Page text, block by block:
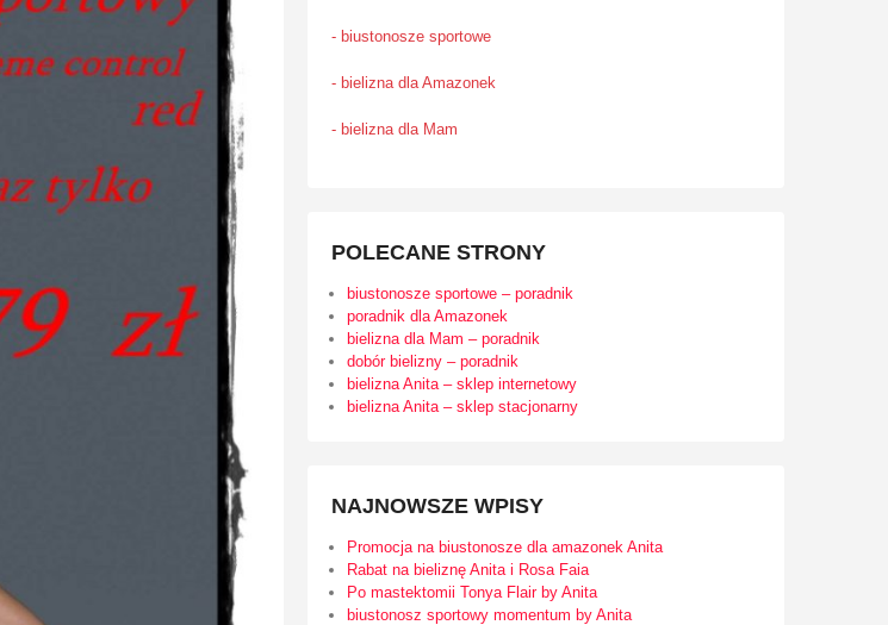
- biustonosze sportowe
- bielizna dla Amazonek
- bielizna dla Mam
POLECANE STRONY
biustonosze sportowe – poradnik
poradnik dla Amazonek
bielizna dla Mam – poradnik
dobór bielizny – poradnik
bielizna Anita – sklep internetowy
bielizna Anita – sklep stacjonarny
NAJNOWSZE WPISY
Promocja na biustonosze dla amazonek Anita
Rabat na bieliznę Anita i Rosa Faia
Po mastektomii Tonya Flair by Anita
biustonosz sportowy momentum by Anita